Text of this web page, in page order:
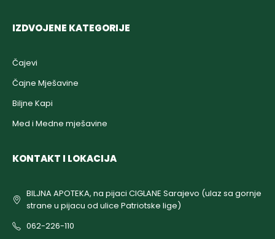
IZDVOJENE KATEGORIJE
Čajevi
Čajne Mješavine
Biljne Kapi
Med i Medne mješavine
KONTAKT I LOKACIJA
BILJNA APOTEKA, na pijaci CIGLANE Sarajevo (ulaz sa gornje
strane u pijacu od ulice Patriotske lige)
062-226-110